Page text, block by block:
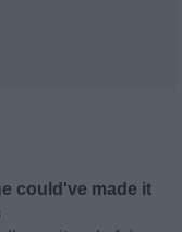
could've made it